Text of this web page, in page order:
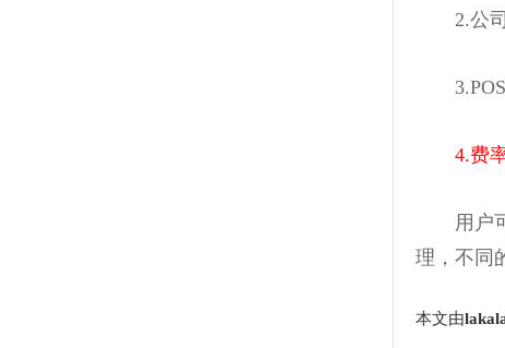
2.公司
3.POS
4.费
用户可
理，不同
本文由